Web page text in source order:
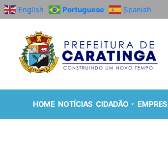
English Portuguese Spanish
HOME NOTÍCIAS CIDADÃO